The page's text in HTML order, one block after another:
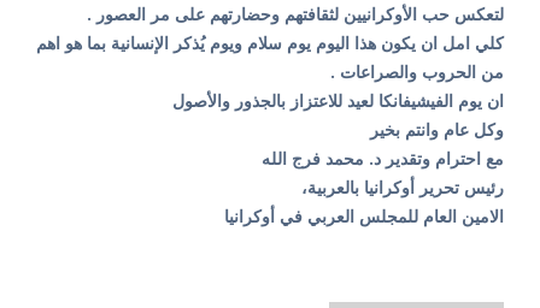
لتعكس حب الأوكرانيين لثقافتهم وحضارتهم على مر العصور .
كلي امل ان يكون هذا اليوم يوم سلام ويوم يُذكر الإنسانية بما هو اهم
من الحروب والصراعات .
ان يوم الفيشيفانكا لعيد للاعتزاز بالجذور والأصول
وكل عام وانتم بخير
مع احترام وتقدير د. محمد فرج الله
رئيس تحرير أوكرانيا بالعربية،
الامين العام للمجلس العربي في أوكرانيا